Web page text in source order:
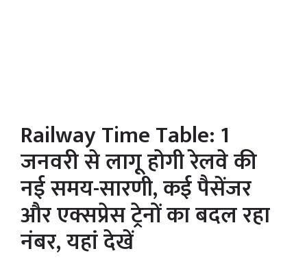
Railway Time Table: 1
जनवरी से लागू होगी रेलवे की
नई समय-सारणी, कई पैसेंजर
और एक्सप्रेस ट्रेनों का बदल रहा
नंबर, यहां देखें